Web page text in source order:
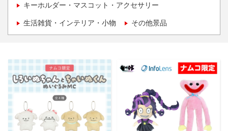
キーホルダー・マスコット・アクセサリー
生活雑貨・インテリア・小物 その他景品